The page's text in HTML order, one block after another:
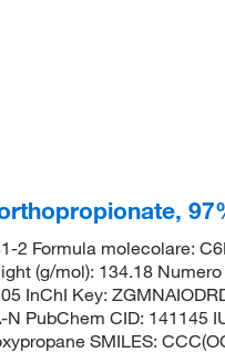
2 Formula molecolare:
(g/mol): 134.18
InChI Key:
N PubChem CID: 141145
SMILES: